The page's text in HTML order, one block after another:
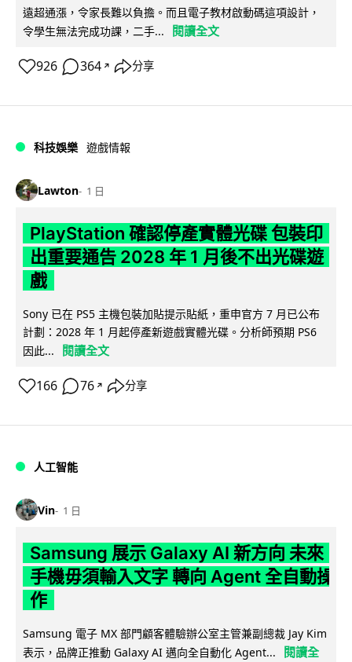
遠超通漲，令家長難以負擔。而且電子教材啟動碼這項設計，
令學生無法完成功課，二手...
閱讀全文
926 364 ↗ 分享
科技娛樂 遊戲情報
Lawton 1 日
PlayStation 確認停產實體光碟 包裝印
出重要通告 2028 年 1 月後不出光碟遊
戲
Sony 已在 PS5 主機包裝加貼提示貼紙，重申官方 7 月已公布
計劃：2028 年 1 月起停產新遊戲實體光碟。分析師預期 PS6
因此...
閱讀全文
166 76 ↗ 分享
人工智能
Vin 1 日
Samsung 展示 Galaxy AI 新方向 未來
手機毋須輸入文字 轉向 Agent 全自動操
作
Samsung 電子 MX 部門顧客體驗辦公室主管兼副總裁 Jay Kim
表示，品牌正推動 Galaxy AI 邁向全自動化 Agent...
閱讀全